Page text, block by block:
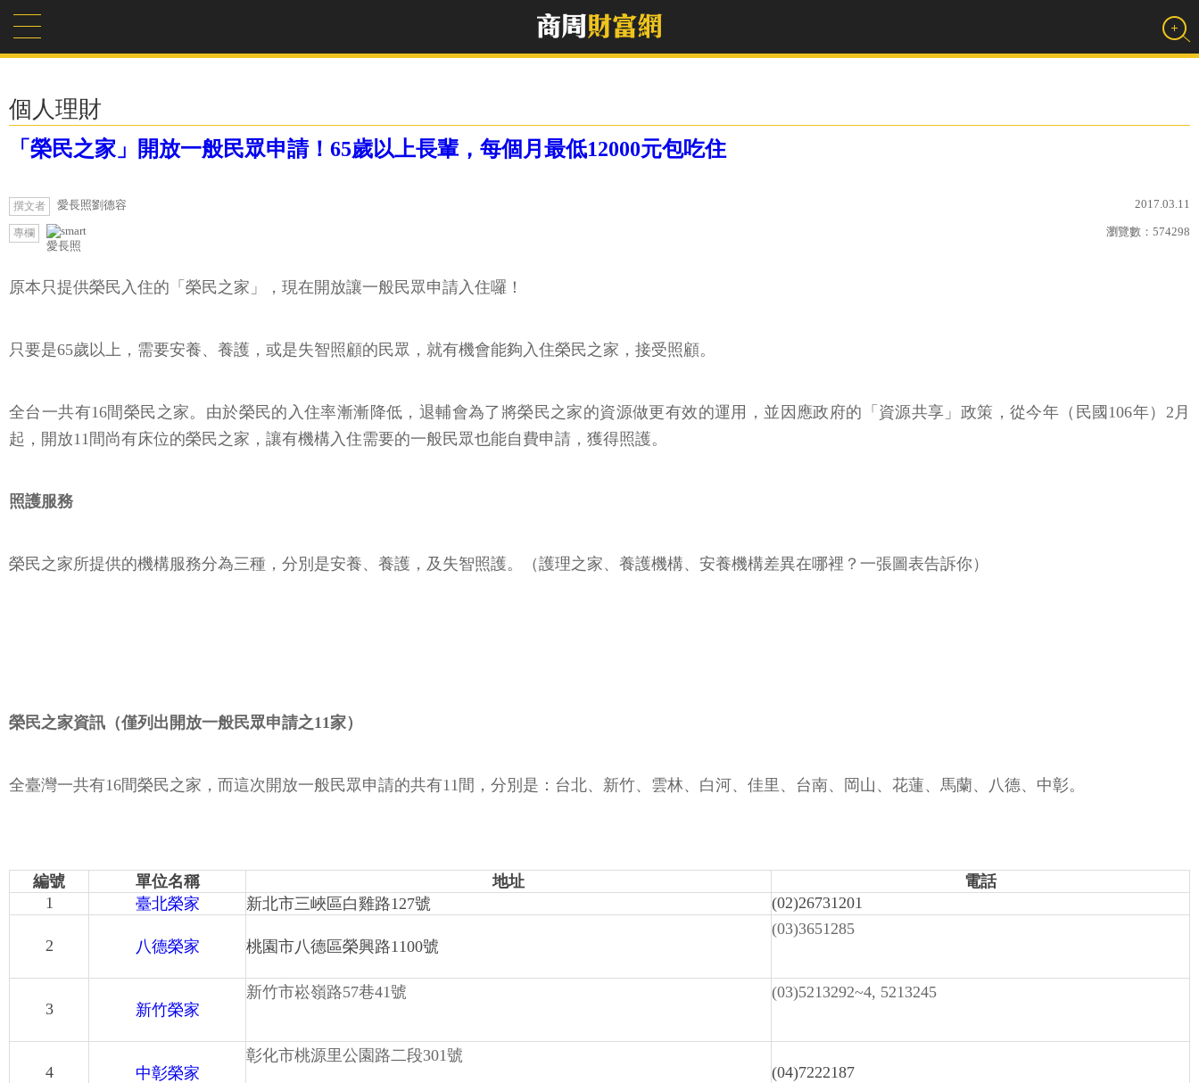
個人理財
「榮民之家」開放一般民眾申請！65歲以上長輩，每個月最低12000元包吃住
撰文者 愛長照劉德容 2017.03.11
專欄
愛長照
瀏覽數： 574298
原本只提供榮民入住的「榮民之家」，現在開放讓一般民眾申請入住囉！
只要是65歲以上，需要安養、養護，或是失智照顧的民眾，就有機會能夠入住榮民之家，接受照顧。
全台一共有16間榮民之家。由於榮民的入住率漸漸降低，退輔會為了將榮民之家的資源做更有效的運用，並因應政府的「資源共享」政策，從今年（民國106年）2月
起，開放11間尚有床位的榮民之家，讓有機構入住需要的一般民眾也能自費申請，獲得照護。
照護服務
榮民之家所提供的機構服務分為三種，分別是安養、養護，及失智照護。（護理之家、養護機構、安養機構差異在哪裡？一張圖表告訴你）
榮民之家資訊（僅列出開放一般民眾申請之11家）
全臺灣一共有16間榮民之家，而這次開放一般民眾申請的共有11間，分別是：台北、新竹、雲林、白河、佳里、台南、岡山、花蓮、馬蘭、八德、中彰。
編號 單位名稱 地址
電話
1
臺北榮家 新北市三峽區白雞路127號 (02)26731201
2 八德榮家 桃園市八德區榮興路1100號
(03)3651285
3 新竹榮家
新竹市崧嶺路57巷41號 (03)5213292~4, 5213245
4 中彰榮家
彰化市桃源里公園路二段301號
(04)7222187